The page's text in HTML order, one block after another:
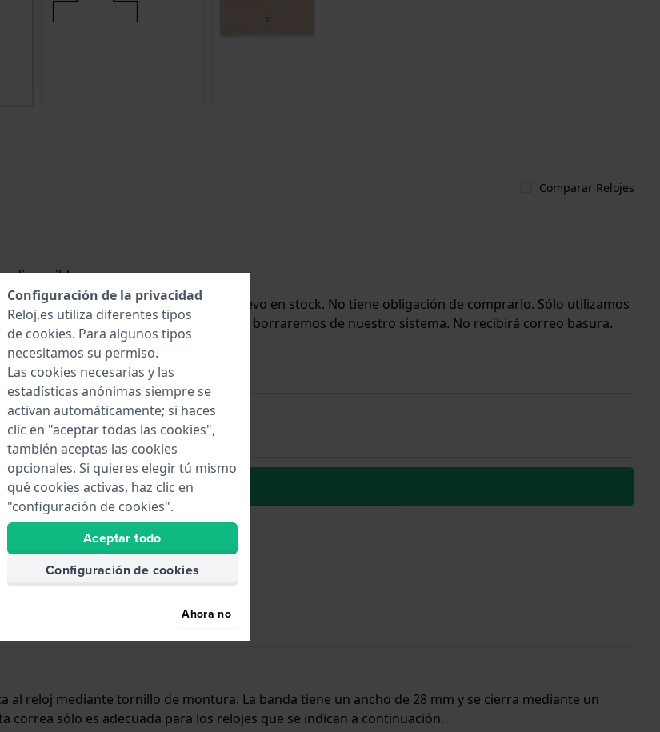
Comparar Relojes
disponible.
electrónico cuando lo tengamos de nuevo en stock. No tiene obligación de comprarlo. Sólo utilizamos
Inmediatamente después, la borraremos de nuestro sistema. No recibirá correo basura.
La lista de deseos
al reloj mediante tornillo de montura. La banda tiene un ancho de 28 mm y se cierra mediante un
sólo es adecuada para los relojes que se indican a continuación.
Configuración de la privacidad
Reloj.es utiliza diferentes tipos
de cookies. Para algunos tipos
necesitamos su permiso.
Las cookies necesarias y las
estadísticas anónimas siempre se
activan automáticamente; si haces
clic en "aceptar todas las cookies",
también aceptas las cookies
opcionales. Si quieres elegir tú mismo
qué cookies activas, haz clic en
"configuración de cookies".
Aceptar todo
Configuración de cookies
Ahora no